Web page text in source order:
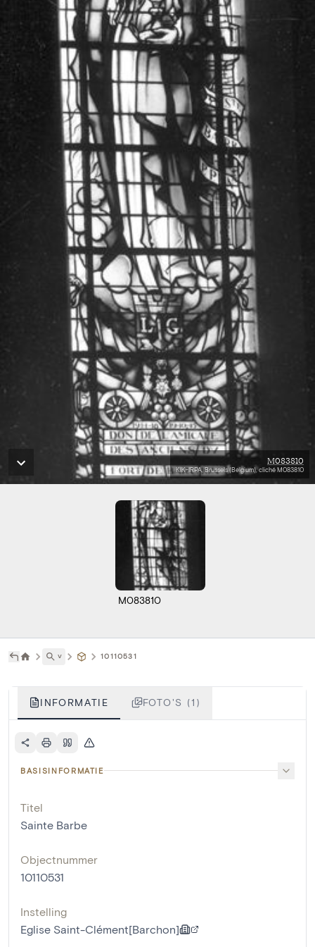
M083810
KIK-IRPA, Brussels (Belgium), cliché M083810
M083810
˅ 10110531
INFORMATIE FOTO'S (1)
BASISINFORMATIE
Titel
Sainte Barbe
Objectnummer
10110531
Instelling
Eglise Saint-Clément[Barchon]